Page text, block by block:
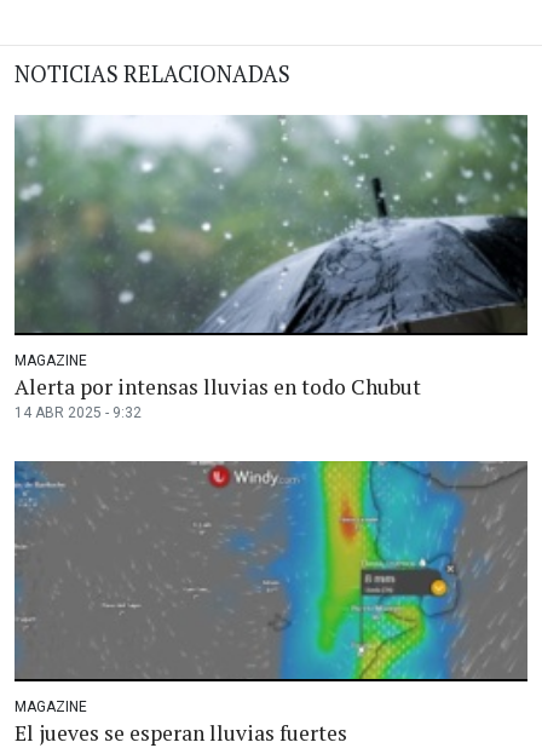
NOTICIAS RELACIONADAS
MAGAZINE
Alerta por intensas lluvias en todo Chubut
14 ABR 2025 - 9:32
MAGAZINE
El jueves se esperan lluvias fuertes